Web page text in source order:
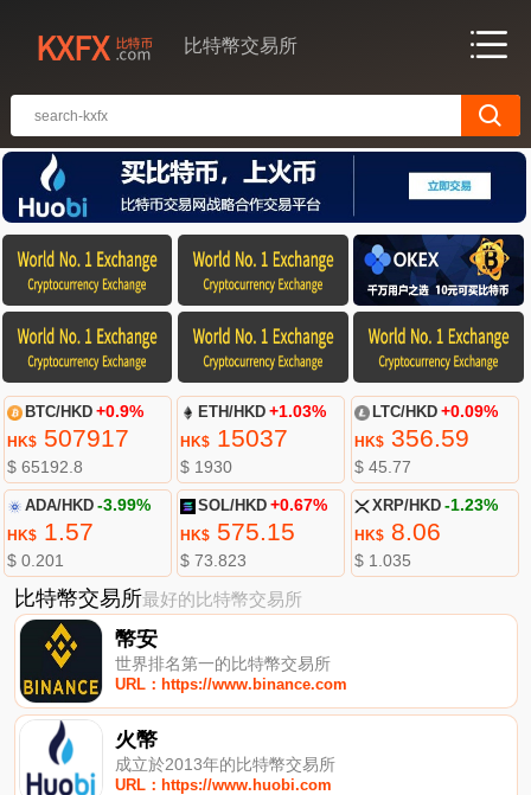
比特幣交易所
BTC/HKD +0.9%
HK$507917
$ 65192.8
ETH/HKD +1.03%
HK$ 15037
$ 1930
LTC/HKD +0.09%
HK$356.59
$ 45.77
ADA/HKD -3.99%
HK$1.57
$ 0.201
SOL/HKD +0.67%
HK$ 575.15
$ 73.823
XRP/HKD -1.23%
HK$8.06
$ 1.035
比特幣交易所最好的比特幣交易所
幣安
世界排名第一的比特幣交易所
URL：https://www.binance.com
火幣
成立於2013年的比特幣交易所
URL：https://www.huobi.com